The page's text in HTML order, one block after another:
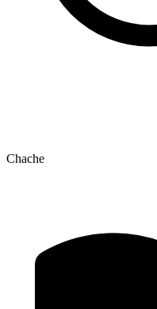
Chache